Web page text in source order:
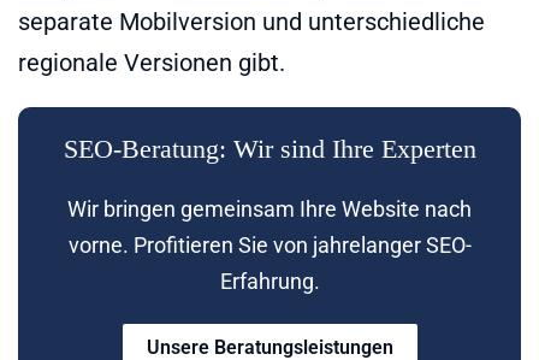
separate Mobilversion und unterschiedliche
regionale Versionen gibt.
SEO-Beratung: Wir sind Ihre Experten
Wir bringen gemeinsam Ihre Website nach
vorne. Profitieren Sie von jahrelanger SEO-
Erfahrung.
Unsere Beratungsleistungen